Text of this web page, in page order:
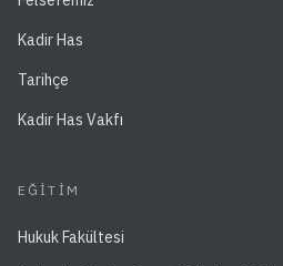
Kadir Has
Tarihçe
Kadir Has Vakfı
EĞITIM
Hukuk Fakültesi